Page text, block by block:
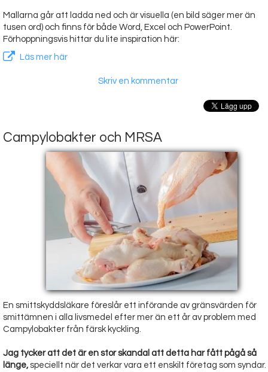
Mallarna går att ladda ned och är visuella (en bild säger mer än
tusen ord) och finns för både Word, Excel och PowerPoint.
Förhoppningsvis hittar du lite inspiration här:
Läs mer här
Skriv en kommentar
Campylobakter och MRSA
En smittskyddsläkare föreslår ett införande av gränsvärden för
smittämnen i alla livsmedel efter mer än ett år av problem med
Campylobakter från färsk kyckling.
Jag tycker att det är en stor skandal att detta har fått pågå så
länge, speciellt när det verkar vara ett enskilt företag som syndar.